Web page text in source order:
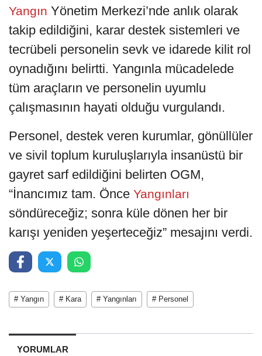
Yangın Yönetim Merkezi’nde anlık olarak
takip edildiğini, karar destek sistemleri ve
tecrübeli personelin sevk ve idarede kilit rol
oynadığını belirtti. Yangınla mücadelede
tüm araçların ve personelin uyumlu
çalışmasının hayati olduğu vurgulandı.
Personel, destek veren kurumlar, gönüllüler
ve sivil toplum kuruluşlarıyla insanüstü bir
gayret sarf edildiğini belirten OGM,
“İnancımız tam. Önce Yangınları
söndüreceğiz; sonra küle dönen her bir
karışı yeniden yeşerteceğiz” mesajını verdi.
# Yangın # Kara # Yangınları # Personel
YORUMLAR